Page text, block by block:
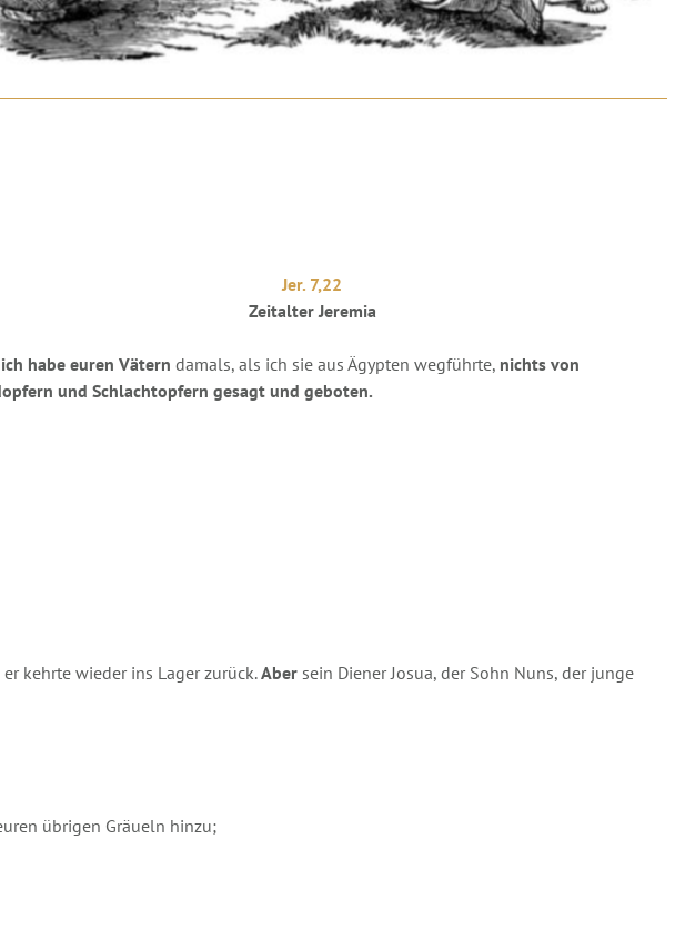
Jer. 7,22
Zeitalter Jeremia
ich habe euren Vätern damals, als ich sie aus Ägypten wegführte, nichts von
und Schlachtopfern gesagt und geboten.
kehrte wieder ins Lager zurück.Aber sein Diener Josua, der Sohn Nuns, der junge
übrigen Gräueln hinzu;